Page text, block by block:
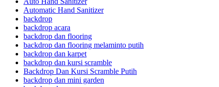
Automatic Hand Sanitizer
backdrop
backdrop acara
backdrop dan flooring
backdrop dan flooring melaminto putih
backdrop dan karpet
backdrop dan kursi scramble
Backdrop Dan Kursi Scramble Putih
backdrop dan mini garden